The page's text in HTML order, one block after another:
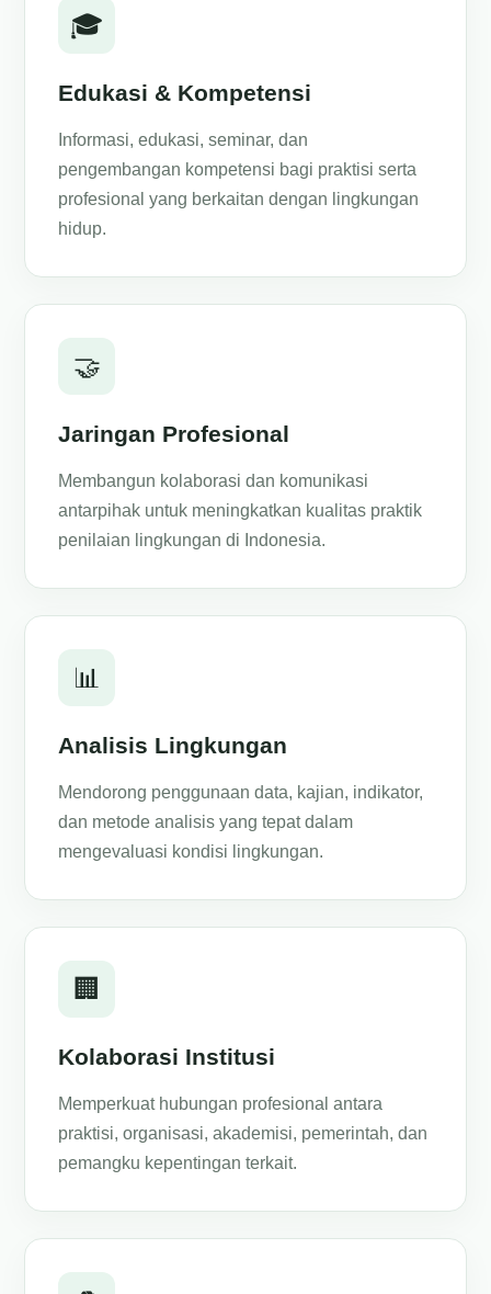
🎓
Edukasi & Kompetensi
Informasi, edukasi, seminar, dan
pengembangan kompetensi bagi praktisi serta
profesional yang berkaitan dengan lingkungan
hidup.
🤝
Jaringan Profesional
Membangun kolaborasi dan komunikasi
antarpihak untuk meningkatkan kualitas praktik
penilaian lingkungan di Indonesia.
📊
Analisis Lingkungan
Mendorong penggunaan data, kajian, indikator,
dan metode analisis yang tepat dalam
mengevaluasi kondisi lingkungan.
🏢
Kolaborasi Institusi
Memperkuat hubungan profesional antara
praktisi, organisasi, akademisi, pemerintah, dan
pemangku kepentingan terkait.